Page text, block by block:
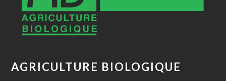
AGRICULTURE BIOLOGIQUE